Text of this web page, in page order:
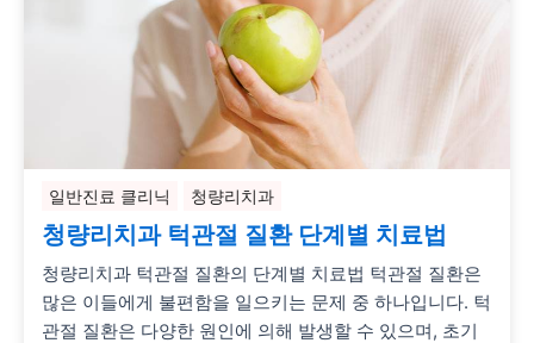
일반진료 클리닉 청량리치과
청량리치과 턱관절 질환 단계별 치료법
청량리치과 턱관절 질환의 단계별 치료법 턱관절 질환은
많은 이들에게 불편함을 일으키는 문제 중 하나입니다. 턱
관절 질환은 다양한 원인에 의해 발생할 수 있으며, 초기